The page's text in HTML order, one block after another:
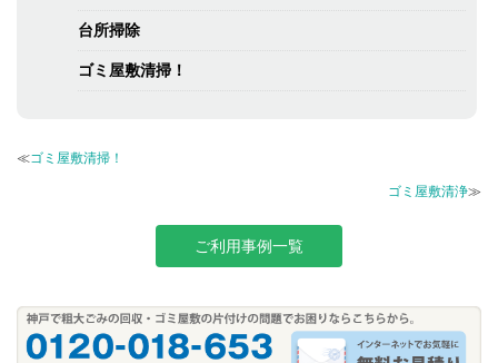
台所掃除
ゴミ屋敷清掃！
≪ゴミ屋敷清掃！
ゴミ屋敷清浄≫
ご利用事例一覧